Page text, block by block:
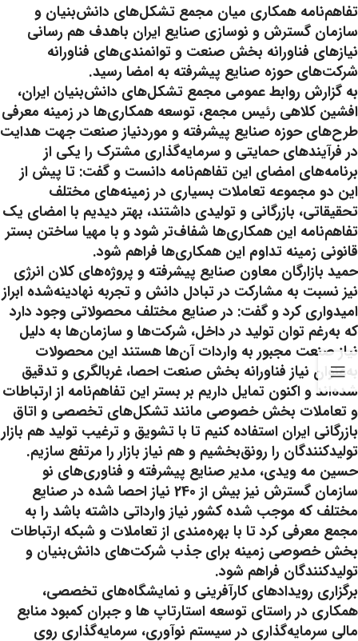
تفاهم‌نامه همکاری میان مجمع تشکل‌های دانش‌بنیان و
سازمان گسترش و نوسازی صنایع ایران باهدف هم رسانی
نیازهای فناورانه بخش صنعت و توانمندی‌های فناورانه
شرکت‌های حوزه صنایع پیشرفته به امضا رسید.
به گزارش روابط عمومی مجمع تشکل‌های دانش‌بنیان ایران،
افشین کلاهی رئیس مجمع، توسعه همکاری‌ها در زمینه معرفی
طرح‌های حوزه صنایع پیشرفته و موردنیاز صنعت جهت هدایت
در فرآیندهای حمایتی و سرمایه‌گذاری مشترک را یکی از
برنامه‌های امضای این تفاهم‌نامه دانست و گفت: تا پیش از
این دو مجموعه تعاملات بسیاری در زمینه‌های مختلف
تحقیقاتی، بازرگانی و تولیدی داشتند، بهتر دیدیم با امضای یک
تفاهم‌نامه این همکاری‌ها شفاف‌تر شود و با مهیا ساختن بستر
قانونی زمینه تداوم این همکاری‌ها فراهم شود.
حمید بازارگان معاون صنایع پیشرفته و پروژه‌های کلان انرژی
نیز نسبت به مشارکت در تبادل دانش و تجربه نهادینه‌شده ابراز
امیدواری کرد و گفت: در صنایع مختلف محصولاتی وجود دارد
که به‌رغم توان تولید در داخل، شرکت‌ها و سازمان‌ها به دلیل
نیاز صنعت مجبور به واردات آن‌ها هستند این محصولات
به‌عنوان نیاز فناورانه بخش صنعت احصا، غربالگری و تدقیق
شده‌اند و اکنون تمایل داریم بر بستر این تفاهم‌نامه از ارتباطات
و تعاملات بخش خصوصی مانند تشکل‌های تخصصی و اتاق
بازرگانی ایران استفاده کنیم تا با تشویق و ترغیب تولید هم بازار
تولیدکنندگان را رونق‌بخشیم و هم نیاز بازار را مرتفع سازیم.
حسین مه ویدی، مدیر صنایع پیشرفته و فناوری‌های نو
سازمان گسترش نیز بیش از 240 نیاز احصا شده در صنایع
مختلف که موجب شده کشور نیاز وارداتی داشته باشد را به
مجمع معرفی کرد تا با بهره‌مندی از تعاملات و شبکه ارتباطات
بخش خصوصی زمینه برای جذب شرکت‌های دانش‌بنیان و
تولیدکنندگان فراهم شود.
برگزاری رویدادهای کارآفرینی و نمایشگاه‌های تخصصی،
همکاری در راستای توسعه استارتاپ ها و جبران کمبود منابع
مالی سرمایه‌گذاری در سیستم نوآوری، سرمایه‌گذاری روی